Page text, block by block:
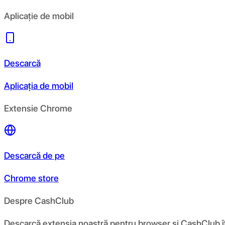
Aplicație de mobil
Descarcă
Aplicația de mobil
Extensie Chrome
Descarcă de pe
Chrome store
Despre CashClub